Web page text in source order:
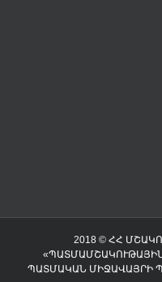
2018 © ՀՀ
ՊԱՏՄԱԿԱՆ ՄԻՋԱՎԱՅՐԻ